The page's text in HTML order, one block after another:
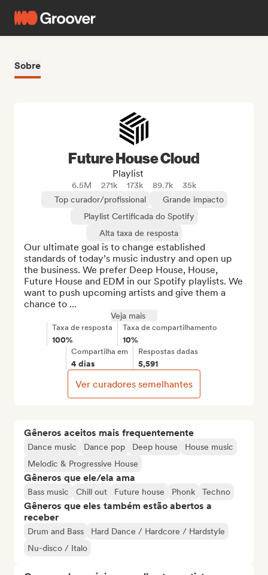
Sobre
Gêneros aceitos mais frequentemente
Dance music Dance pop Deep house
House music
Melodic & Progressive House
Gêneros que ele/ela ama
Bass music Chill out Future house Phonk Techno
Gêneros que eles também estão abertos a
receber
Drum and Bass
Hard Dance / Hardcore / Hardstyle
Nu-disco / Italo
Future House Cloud
Playlist
6.5M 271k 173k 89.7k
35k
Top curador/profissional
Grande impacto
Playlist Certificada do Spotify
Alta taxa de resposta
Our ultimate goal is to change established
standards of today’s music industry and open up
the business. We prefer Deep House, House,
Future House and EDM in our Spotify playlists. We
want to push upcoming artists and give them a
chance to ...
Veja mais
Taxa de resposta
100%
Taxa de compartilhamento
10%
Compartilha em
4 dias
Respostas dadas
5,591
Ver curadores semelhantes